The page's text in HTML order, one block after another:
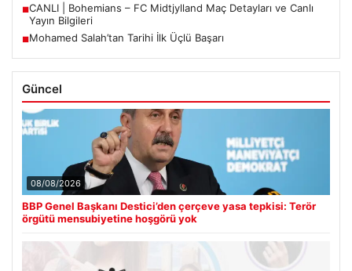
■CANLI | Bohemians – FC Midtjylland Maç Detayları ve Canlı
Yayın Bilgileri
■Mohamed Salah’tan Tarihi İlk Üçlü Başarı
Güncel
08/08/2026
BBP Genel Başkanı Destici’den çerçeve yasa tepkisi: Terör
örgütü mensubiyetine hoşgörü yok